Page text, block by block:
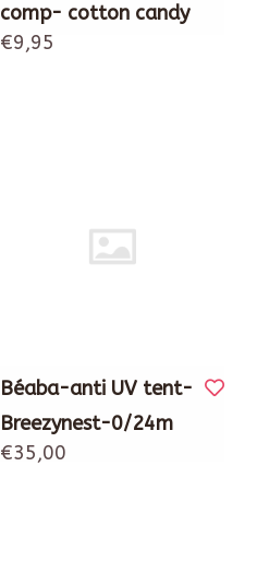
comp- cotton candy
€9,95
Béaba-anti UV tent-
Breezynest-0/24m
€35,00